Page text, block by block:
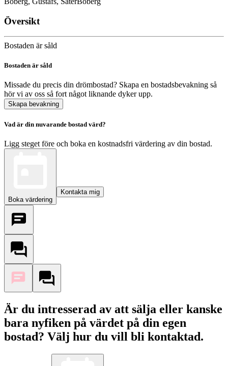
Översikt
Bostaden är såld
Bostaden är såld
Missade du precis din drömbostad? Skapa en bostadsbevakning så
hör vi av oss så fort något liknande dyker upp.
Skapa bevakning
Vad är din nuvarande bostad värd?
Ligg steget före och boka en kostnadsfri värdering av din bostad.
Boka värdering
Kontakta mig
Är du intresserad av att sälja eller kanske
bara nyfiken på värdet på din egen
bostad? Välj hur du vill bli kontaktad.